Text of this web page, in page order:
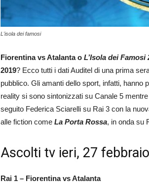
L'isola dei famosi
Fiorentina vs Atalanta o L’Isola dei Famosi
2019? Ecco tutti i dati Auditel di una prima
pubblico. Gli amanti dello sport, infatti, hanno
reality si sono sintonizzati su Canale 5
seguito Federica Sciarelli su Rai 3 con la
alle fiction come La Porta Rossa, in onda su
Ascolti tv ieri, 27
Rai 1 – Fiorentina vs Atalanta